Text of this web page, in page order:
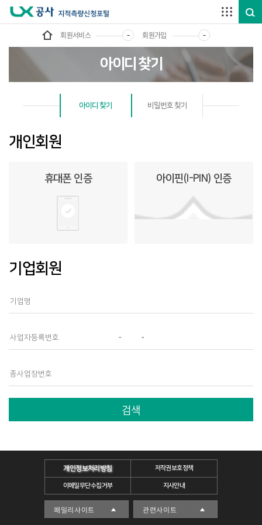
회원서비스 회원가입
아이디 찾기
아이디 찾기 비밀번호 찾기
개인회원
휴대폰 인증 아이핀(I-PIN) 인증
기업회원
- -
검색
개인정보처리방침 저작권보호정책
이메일무단수집거부 지사안내